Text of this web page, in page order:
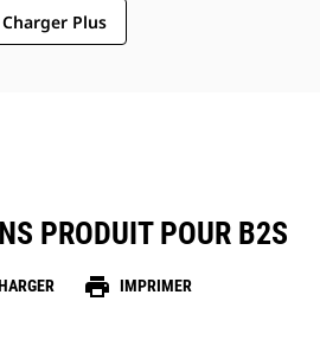
Charger Plus
PRODUIT POUR B2S
print IMPRIMER